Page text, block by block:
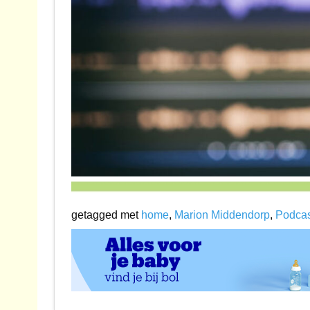
getagged met home, Marion Middendorp,